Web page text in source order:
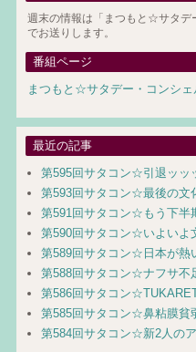
週末の情報は「まつもと☆サタデ
でお送りします。
番組ページ
まつもと☆サタデー・コンシェ
最近の記事
第595回サタコン☆引退ッ
第593回サタコン☆最後の文
第591回サタコン☆もう下半
第590回サタコン☆いよいよ
第589回サタコン☆日本が熱
第588回サタコン☆ナフサ不
第586回サタコン
第585回サタコン☆鼻粘膜貧
第584回サタコン☆新2人のア